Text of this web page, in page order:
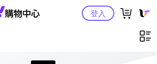
Yahoo購物中心登入